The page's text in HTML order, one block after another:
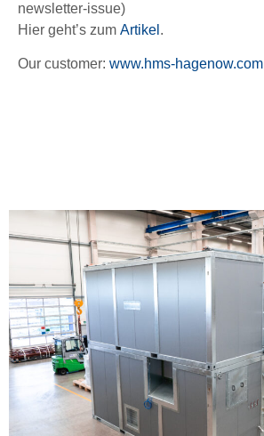
newsletter-issue)
Hier geht’s zum Artikel .
Our customer: www.hms-hagenow.com